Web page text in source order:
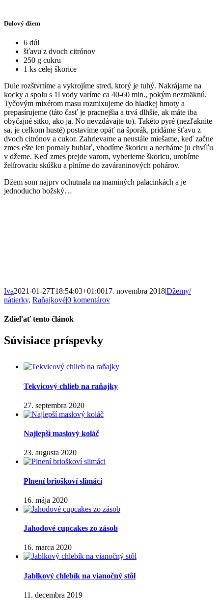
Dulový džem
6 dúl
šťavu z dvoch citrónov
250 g cukru
1 ks celej škorice
Dule rozštvrtíme a vykrojíme stred, ktorý je tuhý. Nakrájame na
kocky a spolu s 1l vody varíme ca 40-60 min., pokým nezmäknú.
Tyčovým mixérom masu rozmixujeme do hladkej hmoty a
prepasírujeme (táto časť je pracnejšia a trvá dlhšie, ak máte iba
obyčajné sitko, ako ja. No nevzdávajte to). Takéto pyré (nezľaknite
sa, je celkom husté) postavíme opäť na šporák, pridáme šťavu z
dvoch citrónov a cukor. Zahrievame a neustále miešame, keď začne
zmes ešte len pomaly bublať, vhodíme škoricu a necháme ju chvíľu
v džeme. Keď zmes prejde varom, vyberieme škoricu, urobíme
želírovaciu skúšku a plníme do zaváraninových pohárov.
Džem som najprv ochutnala na maminých palacinkách a je
jednoducho božský…
Iva2021-01-27T18:54:03+01:0017. novembra 2018|Džemy/
nátierky, Raňajkové|0 komentárov
Zdieľať tento článok
Facebook
WhatsApp
Pinterest
Email
Súvisiace príspevky
Tekvicový chlieb na raňajky
27. septembra 2020
Najlepší maslový koláč
23. augusta 2020
Plnení brioškoví slimáci
16. mája 2020
Jahodové cupcakes zo zásob
16. marca 2020
Jablkový chlebík na vianočný stôl
11. decembra 2019